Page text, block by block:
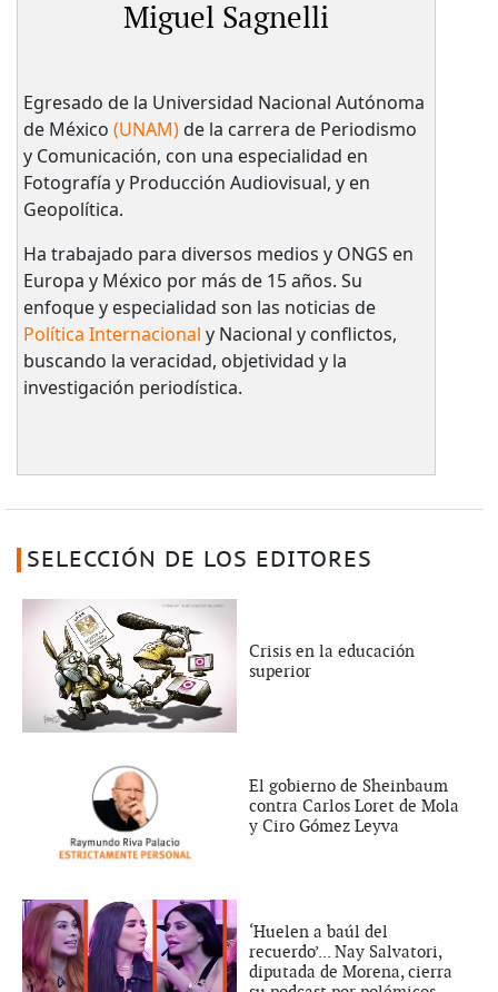
Miguel Sagnelli
Egresado de la Universidad Nacional Autónoma
de México (UNAM)de la carrera de Periodismo
y Comunicación, con una especialidad en
Fotografía y Producción Audiovisual, y en
Geopolítica.
Ha trabajado para diversos medios y ONGS en
Europa y México por más de 15 años. Su
enfoque y especialidad son las noticias de
Política Internacional y Nacional y conflictos,
buscando la veracidad, objetividad y la
investigación periodística.
SELECCIÓN DE LOS EDITORES
Crisis en la educación
superior
El gobierno de Sheinbaum
contra Carlos Loret de Mola
y Ciro Gómez Leyva
‘Huelen a baúl del
recuerdo’... Nay Salvatori,
diputada de Morena, cierra